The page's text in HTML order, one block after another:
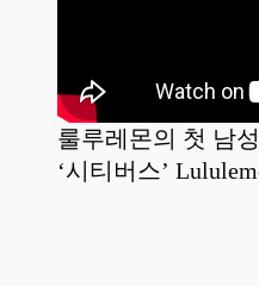
룰루레몬의 첫 남
‘시티버스’